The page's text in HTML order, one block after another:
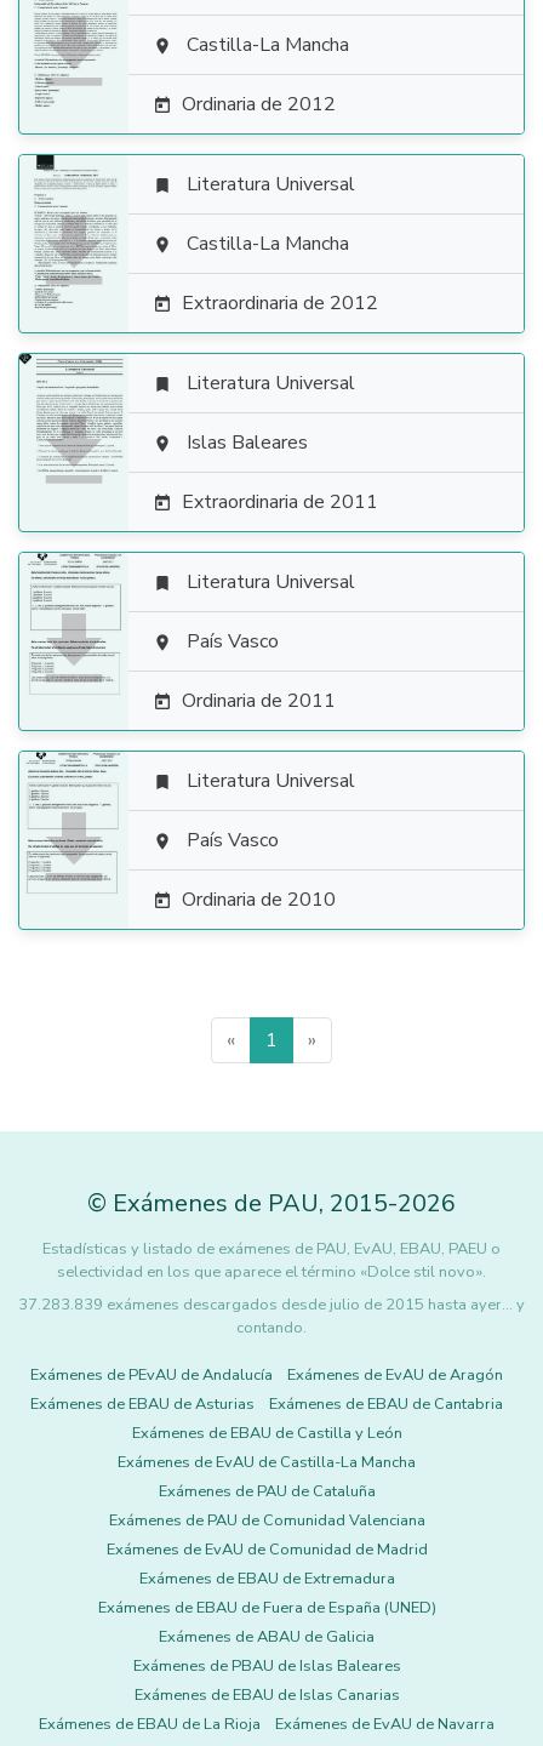
  Castilla-La Mancha
 Ordinaria de 2012

 Literatura Universal
 Castilla-La Mancha
 Extraordinaria de 2012

 Literatura Universal
 Islas Baleares
 Extraordinaria de 2011

 Literatura Universal
 País Vasco
 Ordinaria de 2011

 Literatura Universal
 País Vasco
 Ordinaria de 2010
« 1 »
© Exámenes de PAU, 2015-2026
Estadísticas y listado de exámenes de PAU, EvAU, EBAU, PAEU o
selectividad en los que aparece el término «Dolce stil novo».
37.283.839 exámenes descargados desde julio de 2015 hasta ayer... y
contando.
Exámenes de PEvAU de Andalucía
Exámenes de EvAU de Aragón
Exámenes de EBAU de Asturias
Exámenes de EBAU de Cantabria
Exámenes de EBAU de Castilla y León
Exámenes de EvAU de Castilla-La Mancha
Exámenes de PAU de Cataluña
Exámenes de PAU de Comunidad Valenciana
Exámenes de EvAU de Comunidad de Madrid
Exámenes de EBAU de Extremadura
Exámenes de EBAU de Fuera de España (UNED)
Exámenes de ABAU de Galicia
Exámenes de PBAU de Islas Baleares
Exámenes de EBAU de Islas Canarias
Exámenes de EBAU de La Rioja
Exámenes de EvAU de Navarra